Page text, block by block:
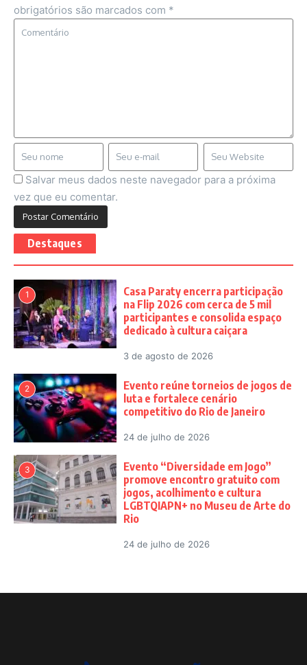
obrigatórios são marcados com *
Salvar meus dados neste navegador para a próxima
vez que eu comentar.
Destaques
1
Casa Paraty encerra participação
na Flip 2026 com cerca de 5 mil
participantes e consolida espaço
dedicado à cultura caiçara
3 de agosto de 2026
2
Evento reúne torneios de jogos de
luta e fortalece cenário
competitivo do Rio de Janeiro
24 de julho de 2026
3
Evento “Diversidade em Jogo”
promove encontro gratuito com
jogos, acolhimento e cultura
LGBTQIAPN+ no Museu de Arte do
Rio
24 de julho de 2026